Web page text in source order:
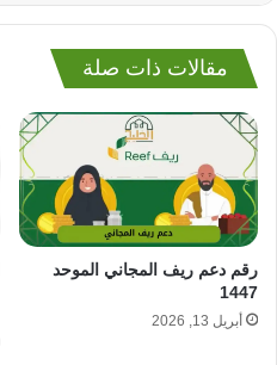
مقالات ذات صلة
رقم دعم ريف المجاني الموحد
1447
أبريل 13, 2026